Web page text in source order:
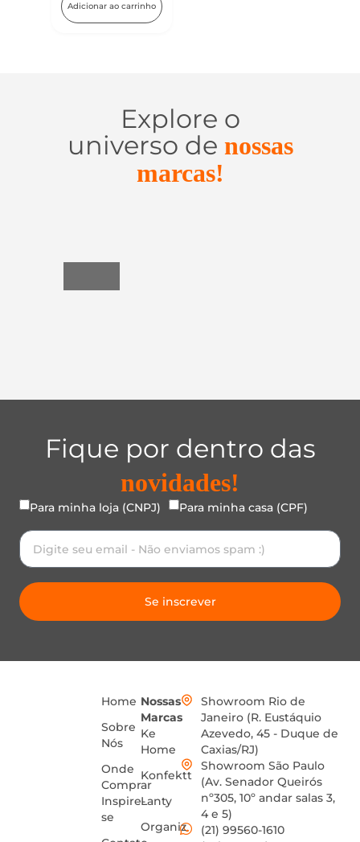
Adicionar ao carrinho
Explore o
universo de nossas
marcas!
Fique por dentro das
novidades!
Para minha loja (CNPJ) Para minha casa (CPF)
Se inscrever
Home
Sobre
Nós
Onde
Comprar
Inspire-
se
Nossas
Marcas
Ke
Home
Konfektt
Lanty
Organiz
Showroom Rio de
Janeiro (R. Eustáquio
Azevedo, 45 - Duque de
Caxias/RJ)
Showroom São Paulo
(Av. Senador Queirós
nº305, 10º andar salas 3,
4 e 5)
(21) 99560-1610